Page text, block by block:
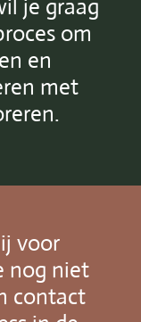
je graag
om
en
met
voor
nog niet
contact